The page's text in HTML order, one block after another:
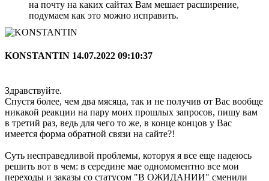
на почту на каких сайтах Вам мешает расширение,
подумаем как это можно исправить.
KONSTANTIN 14.07.2022 09:10:37
Здравствуйте.
Спустя более, чем два мясяца, так и не получив от Вас вообще
никакой реакции на пару моих прошлых запросов, пишу вам
в третий раз, ведь для чего то же, в конце концов у Вас
имеется форма обратной связи на сайте?!
Суть несправедливой проблемы, которуя я все еще надеюсь
решить вот в чем: в середине мае одномоментно все мои
переходы и заказы со статусом "В ОЖИДАНИИ" сменили